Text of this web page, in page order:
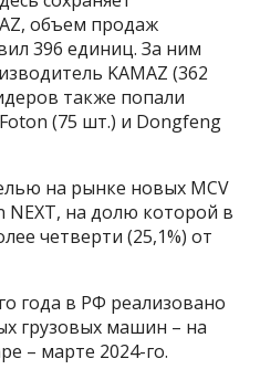
объем продаж
396 единиц. За ним
KAMAZ (362
также попали
(75 шт.) и Dongfeng
на рынке новых MCV
NEXT, на долю которой в
четверти (25,1%) от
года в РФ реализовано
грузовых машин – на
– марте 2024-го.